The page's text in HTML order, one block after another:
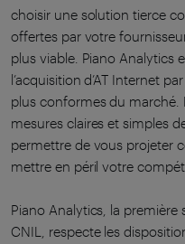
choisir une solution tierce
offertes par votre
plus viable. Piano Analytics
l’acquisition d’AT Internet
plus conformes du
mesures claires et simples
permettre de vous projeter
mettre en péril votre
Piano Analytics, la première
CNIL, respecte les